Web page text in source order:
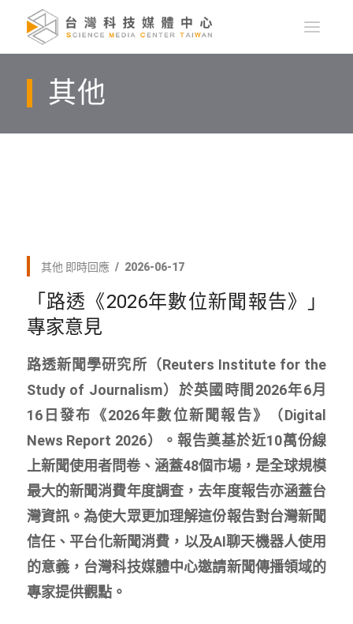
其他
其他 即時回應 2026-06-17
「路透《2026年數位新聞報告》」
專家意見
路透新聞學研究所（Reuters Institute for the
Study of Journalism）於英國時間2026年6月
16日發布《2026年數位新聞報告》（Digital
News Report 2026）。報告奠基於近10萬份線
上新聞使用者問卷、涵蓋48個市場，是全球規模
最大的新聞消費年度調查，去年度報告亦涵蓋台
灣資訊。為使大眾更加理解這份報告對台灣新聞
信任、平台化新聞消費，以及AI聊天機器人使用
的意義，台灣科技媒體中心邀請新聞傳播領域的
專家提供觀點。